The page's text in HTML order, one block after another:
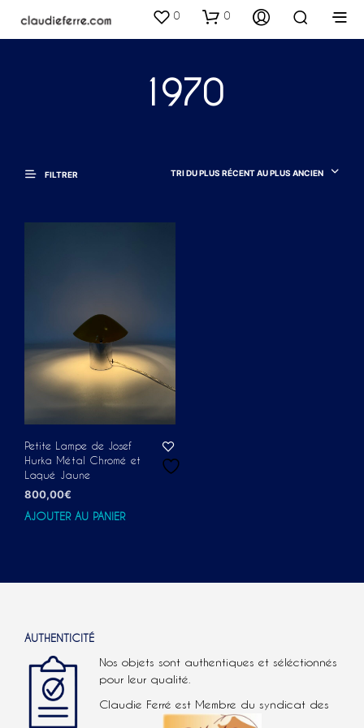
0 0
1970
FILTRER TRI DU PLUS RÉCENT AU PLUS ANCIEN
Petite Lampe de Josef
Hurka Métal Chromé et
Laqué Jaune
800,00€
AJOUTER AU PANIER
AUTHENTICITÉ
Nos objets sont authentiques et séléctionnés
pour leur qualité.
Claudie Ferré est Membre du syndicat des